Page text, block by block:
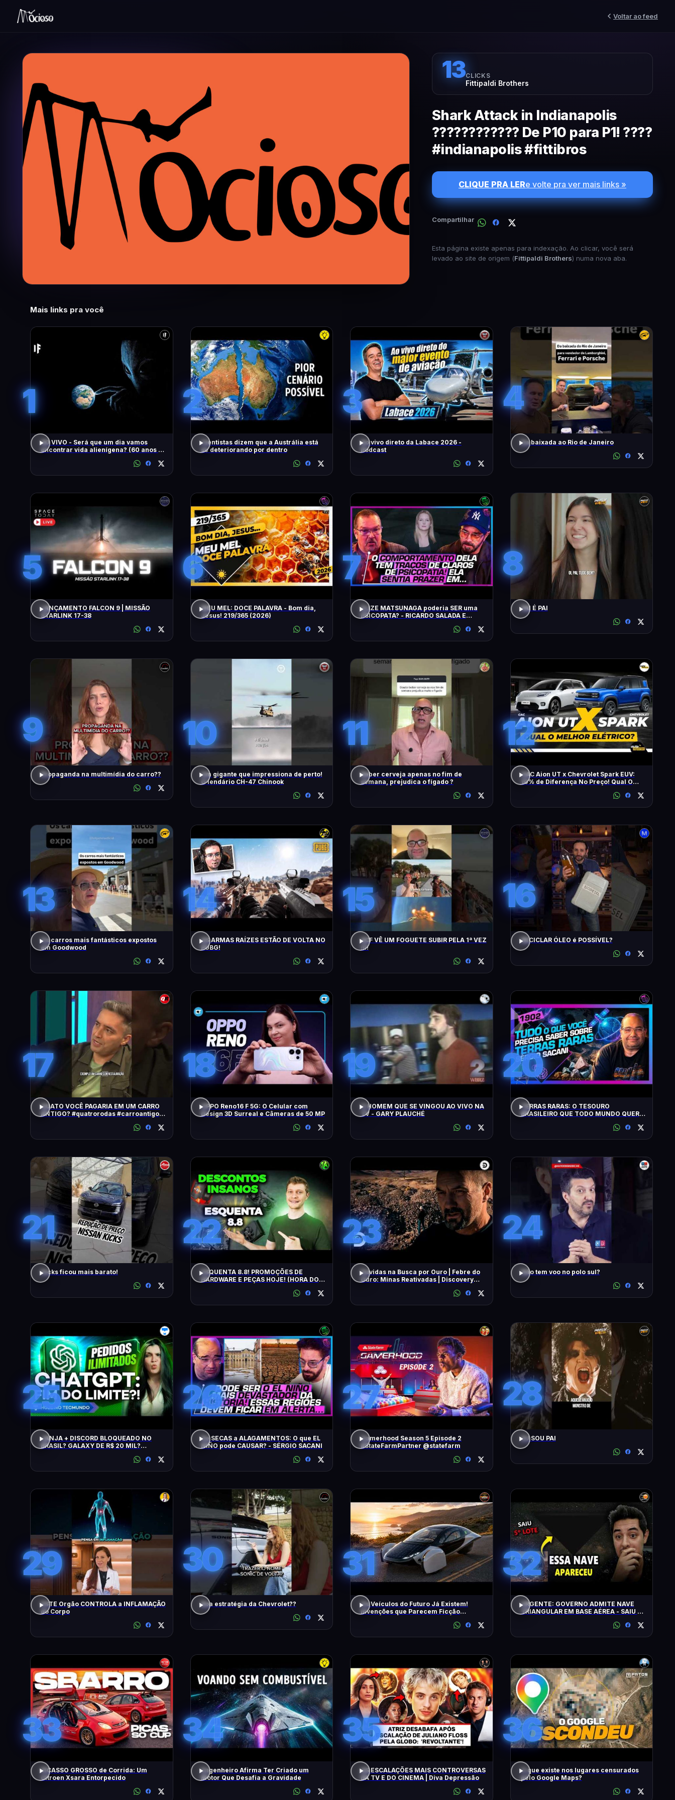
Voltar ao feed
13CLICKS
Fittipaldi Brothers
Shark Attack in Indianapolis
???????????? De P10 para P1! ????
#indianapolis #fittibros
CLIQUE PRA LERe volte pra ver mais links »
Compartilhar
Esta página existe apenas para indexação. Ao clicar, você será
levado ao site de origem (Fittipaldi Brothers) numa nova aba.
Mais links pra você
1
AO VIVO - Será que um dia vamos
encontrar vida alienígena? (60 anos de
2
Cientistas dizem que a Austrália está
se deteriorando por dentro
3
Ao vivo direto da Labace 2026 -
Podcast
4
Da baixada ao Rio de Janeiro
5
LANÇAMENTO FALCON 9 | MISSÃO
STARLINK 17-38
6
MEU MEL: DOCE PALAVRA - Bom dia,
Jesus! 219/365 (2026)
7
ELIZE MATSUNAGA poderia SER uma
PSICOPATA? - RICARDO SALADA E
8
PAI É PAI
9
Propaganda na multimídia do carro??
10
Um gigante que impressiona de perto!
O lendário CH-47 Chinook
11
Beber cerveja apenas no fim de
semana, prejudica o fígado ?
12
GAC Aion UT x Chevrolet Spark EUV:
10% de Diferença No Preço! Qual O
13
Os carros mais fantásticos expostos
em Goodwood
14
AS ARMAS RAÍZES ESTÃO DE VOLTA NO
PUBG!
15
ACF VÊ UM FOGUETE SUBIR PELA 1ª VEZ
!!!!
16
RECICLAR ÓLEO é POSSÍVEL?
17
QUATO VOCÊ PAGARIA EM UM CARRO
ANTIGO? #quatrorodas #carroantigo
18
OPPO Reno16 F 5G: O Celular com
Design 3D Surreal e Câmeras de 50 MP
19
O HOMEM QUE SE VINGOU AO VIVO NA
TV - GARY PLAUCHÉ
20
TERRAS RARAS: O TESOURO
BRASILEIRO QUE TODO MUNDO QUER:
21
Kicks ficou mais barato!
22
ESQUENTA 8.8! PROMOÇÕES DE
HARDWARE E PEÇAS HOJE! (HORA DO
23
Dúvidas na Busca por Ouro | Febre do
Ouro: Minas Reativadas | Discovery
24
Não tem voo no polo sul?
25
JANJA + DISCORD BLOQUEADO NO
BRASIL? GALAXY DE R$ 20 MIL?
26
De SECAS a ALAGAMENTOS: O que EL
NIÑO pode CAUSAR? - SÉRGIO SACANI
27
Gamerhood Season 5 Episode 2
#StateFarmPartner @statefarm
28
EU SOU PAI
29
ESTE Orgão CONTROLA a INFLAMAÇÃO
do Corpo
30
Boa estratégia da Chevrolet??
31
Os Veículos do Futuro Já Existem!
Invenções que Parecem Ficção
32
URGENTE: GOVERNO ADMITE NAVE
TRIANGULAR EM BASE AÉREA - SAIU O
33
PICASSO GROSSO de Corrida: Um
Citroen Xsara Entorpecido
34
Engenheiro Afirma Ter Criado um
Motor Que Desafia a Gravidade
35
AS ESCALAÇÕES MAIS CONTROVERSAS
DA TV E DO CINEMA | Diva Depressão
36
O que existe nos lugares censurados
pelo Google Maps?